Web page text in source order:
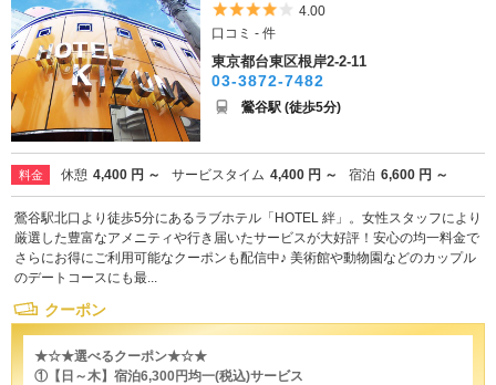
5つ星のうち4
4.00
口コミ - 件
東京都台東区根岸2-2-11
03-3872-7482
鶯谷駅 (徒歩5分)
料金 休憩 4,400 円 ～ サービスタイム 4,400 円 ～ 宿泊 6,600 円 ～
鶯谷駅北口より徒歩5分にあるラブホテル「HOTEL 絆」。女性スタッフにより
厳選した豊富なアメニティや行き届いたサービスが大好評！安心の均一料金で
さらにお得にご利用可能なクーポンも配信中♪ 美術館や動物園などのカップル
のデートコースにも最...
クーポン
★☆★選べるクーポン★☆★
①【日～木】宿泊6,300円均一(税込)サービス